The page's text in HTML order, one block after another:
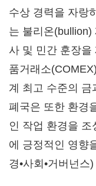
수상 경력을 자랑
는 불리온(bullion)
사 및 민간 훈장
품거래소
계 최고 수준의 금
폐국은 또한 환경
인 작업 환경을 조
에 긍정적인 영향
경•사회•거버넌